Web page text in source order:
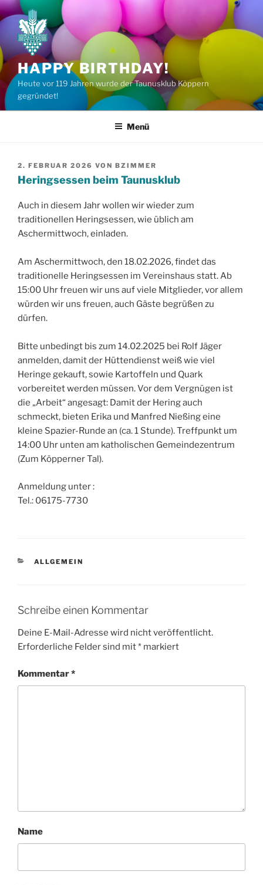
Zum
Inhalt
springen
HAPPY BIRTHDAY!
Heute vor 119 Jahren wurde der Taunusklub Köppern
gegründet!
Menü
VERÖFFENTLICHT
AM
2. FEBRUAR 2026 VON BZIMMER
Heringsessen beim Taunusklub
Auch in diesem Jahr wollen wir wieder zum
traditionellen Heringsessen, wie üblich am
Aschermittwoch, einladen.
Am Aschermittwoch, den 18.02.2026, findet das
traditionelle Heringsessen im Vereinshaus statt. Ab
15:00 Uhr freuen wir uns auf viele Mitglieder, vor allem
würden wir uns freuen, auch Gäste begrüßen zu
dürfen.
Bitte unbedingt bis zum 14.02.2025 bei Rolf Jäger
anmelden, damit der Hüttendienst weiß wie viel
Heringe gekauft, sowie Kartoffeln und Quark
vorbereitet werden müssen. Vor dem Vergnügen ist
die „Arbeit“ angesagt: Damit der Hering auch
schmeckt, bieten Erika und Manfred Nießing eine
kleine Spazier-Runde an (ca. 1 Stunde). Treffpunkt um
14:00 Uhr unten am katholischen Gemeindezentrum
(Zum Köpperner Tal).
Anmeldung unter :
Tel.: 06175-7730
KATEGORIEN
ALLGEMEIN
Schreibe einen Kommentar
Deine E-Mail-Adresse wird nicht veröffentlicht.
Erforderliche Felder sind mit* markiert
Kommentar*
Name